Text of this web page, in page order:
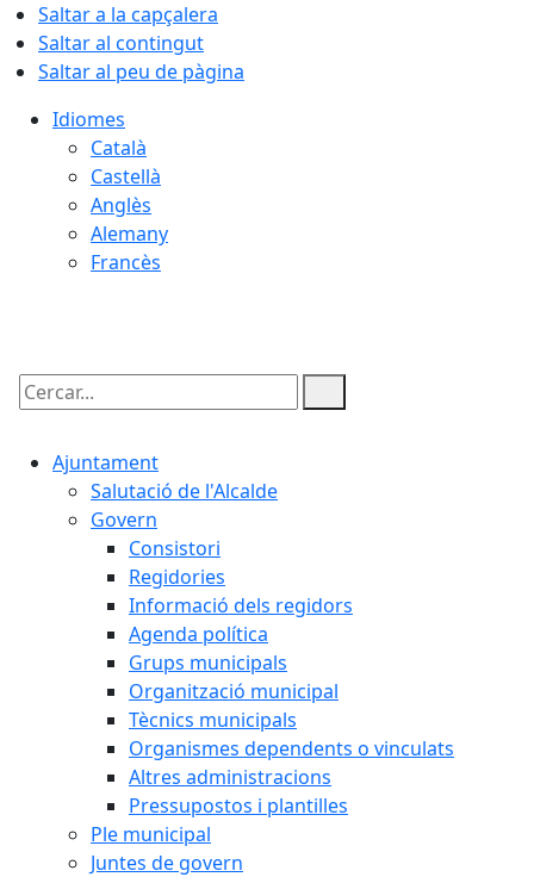
Saltar a la capçalera
Saltar al contingut
Saltar al peu de pàgina
Idiomes
Català
Castellà
Anglès
Alemany
Francès
Cercar:
Ajuntament
Salutació de l'Alcalde
Govern
Consistori
Regidories
Informació dels regidors
Agenda política
Grups municipals
Organització municipal
Tècnics municipals
Organismes dependents o vinculats
Altres administracions
Pressupostos i plantilles
Ple municipal
Juntes de govern